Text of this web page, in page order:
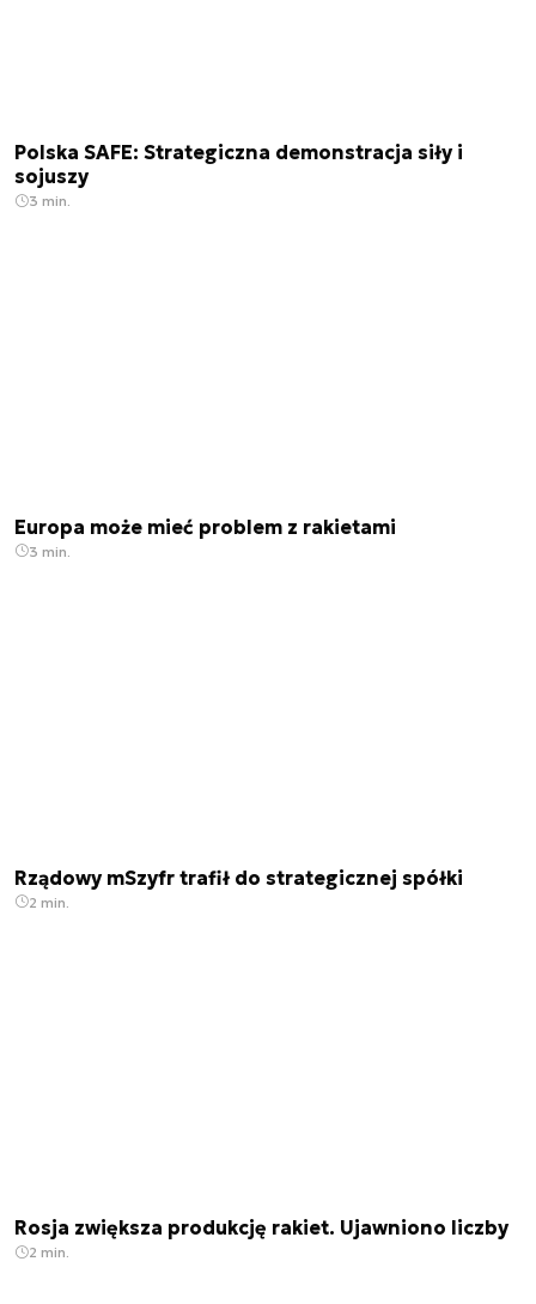
Polska SAFE: Strategiczna demonstracja siły i
sojuszy
3 min.
Europa może mieć problem z rakietami
3 min.
Rządowy mSzyfr trafił do strategicznej spółki
2 min.
Rosja zwiększa produkcję rakiet. Ujawniono liczby
2 min.